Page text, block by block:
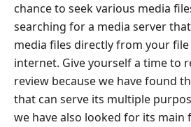
chance to seek various media
searching for a media server
media files directly from your
internet. Give yourself a time to
review because we have found
that can serve its multiple
we have also looked for its main